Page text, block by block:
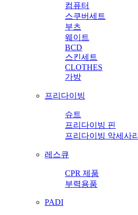
컴퓨터
스쿠버세트
부츠
웨이트
BCD
스킨세트
CLOTHES
가방
프리다이빙
슈트
프리다이빙 핀
프리다이빙 악세사리
레스큐
CPR 제품
부력용품
PADI